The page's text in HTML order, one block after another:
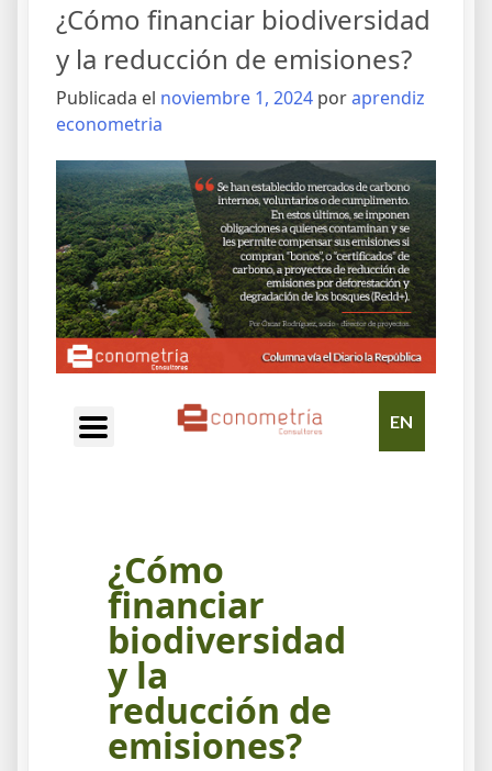
¿Cómo financiar biodiversidad
y la reducción de emisiones?
Publicada el noviembre 1, 2024 poraprendiz
econometria
EN
¿Cómo
financiar
biodiversidad
y la
reducción de
emisiones?